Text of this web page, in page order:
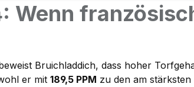
Wenn
Bruichladdich, dass hoher
er mit 189,5 PPM zu den am